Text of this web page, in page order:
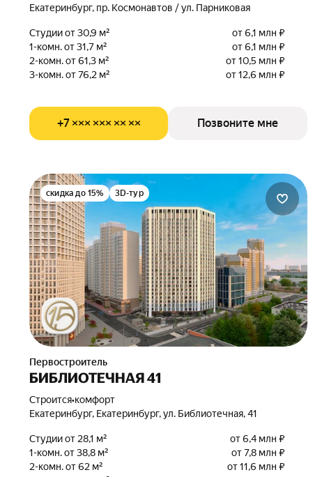
Екатеринбург, пр. Космонавтов / ул. Парниковая
Студии от 30,9 м²
от 6,1 млн ₽
1-комн. от 31,7 м²
от 6,1 млн ₽
2-комн. от 61,3 м²
от 10,5 млн ₽
3-комн. от 76,2 м²
от 12,6 млн ₽
+7 ××× ××× ×× ×× Позвоните мне
скидка до 15% 3D-тур
Первостроитель
БИБЛИОТЕЧНАЯ 41
Строится•комфорт
Екатеринбург, Екатеринбург, ул. Библиотечная, 41
Студии от 28,1 м²
от 6,4 млн ₽
1-комн. от 38,8 м²
от 7,8 млн ₽
2-комн. от 62 м²
от 11,6 млн ₽